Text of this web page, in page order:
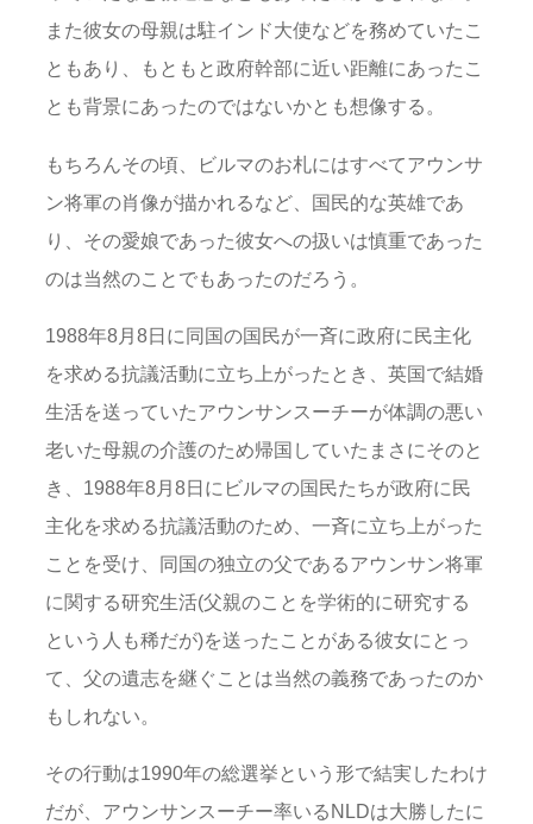
また彼女の母親は駐インド大使などを務めていたこ
ともあり、もともと政府幹部に近い距離にあったこ
とも背景にあったのではないかとも想像する。
もちろんその頃、ビルマのお札にはすべてアウンサ
ン将軍の肖像が描かれるなど、国民的な英雄であ
り、その愛娘であった彼女への扱いは慎重であった
のは当然のことでもあったのだろう。
1988年8月8日に同国の国民が一斉に政府に民主化
を求める抗議活動に立ち上がったとき、英国で結婚
生活を送っていたアウンサンスーチーが体調の悪い
老いた母親の介護のため帰国していたまさにそのと
き、1988年8月8日にビルマの国民たちが政府に民
主化を求める抗議活動のため、一斉に立ち上がった
ことを受け、同国の独立の父であるアウンサン将軍
に関する研究生活(父親のことを学術的に研究する
という人も稀だが)を送ったことがある彼女にとっ
て、父の遺志を継ぐことは当然の義務であったのか
もしれない。
その行動は1990年の総選挙という形で結実したわけ
だが、アウンサンスーチー率いるNLDは大勝したに